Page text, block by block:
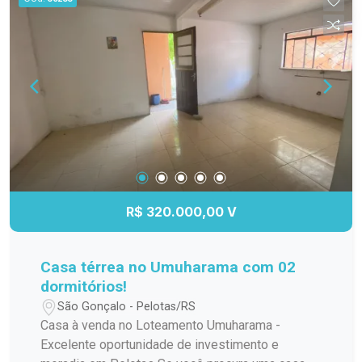
funcionalidade. 02 banheiros, bem distribuídos e
com acabamentos de qualidade. Pátio, ideal para
lazer, jardinagem ou até mesmo para quem tem
pets. Esse espaço é um grande diferencial na
região. Embora a casa não tenha garagem, há
possibilidade de alugar uma vaga nas
proximidades ou até adaptar para construir uma
garagem. Não perca a chance de morar no
coração da cidade, em uma casa com pátio, um
privilégio que você não encontra facilmente no
R$ 320.000,00 V
Casa térrea no Umuharama com 02
dormitórios!
São Gonçalo - Pelotas/RS
Casa à venda no Loteamento Umuharama -
Excelente oportunidade de investimento e